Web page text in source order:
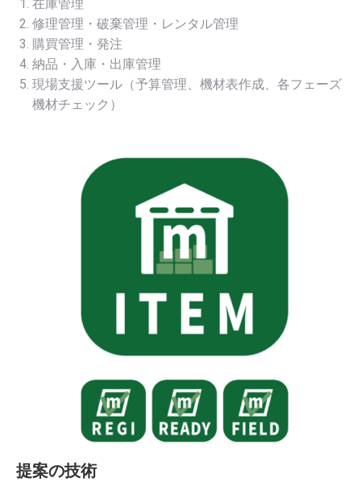
在庫管理
修理管理・破棄管理・レンタル管理
購買管理・発注
納品・入庫・出庫管理
現場支援ツール（予算管理、機材表作成、各フェーズ
機材チェック）
提案の技術